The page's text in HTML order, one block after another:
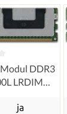
DDR3
LRDIMM
ja